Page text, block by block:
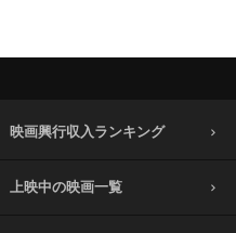
映画興行収入ランキング
上映中の映画一覧